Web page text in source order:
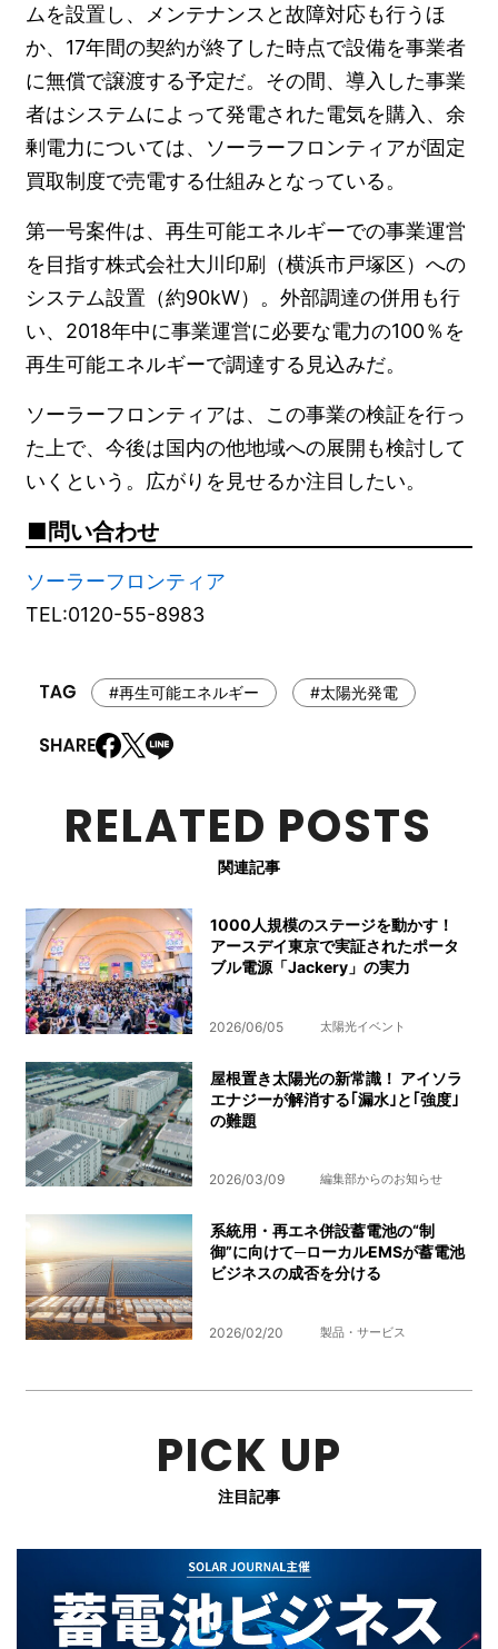
ムを設置し、メンテナンスと故障対応も行うほ
か、17年間の契約が終了した時点で設備を事業者
に無償で譲渡する予定だ。その間、導入した事業
者はシステムによって発電された電気を購入、余
剰電力については、ソーラーフロンティアが固定
買取制度で売電する仕組みとなっている。
第一号案件は、再生可能エネルギーでの事業運営
を目指す株式会社大川印刷（横浜市戸塚区）への
システム設置（約90kW）。外部調達の併用も行
い、2018年中に事業運営に必要な電力の100％を
再生可能エネルギーで調達する見込みだ。
ソーラーフロンティアは、この事業の検証を行っ
た上で、今後は国内の他地域への展開も検討して
いくという。広がりを見せるか注目したい。
問い合わせ
ソーラーフロンティア
TEL:0120-55-8983
#再生可能エネルギー #太陽光発電
RELATED POSTS
関連記事
1000人規模のステージを動かす！
アースデイ東京で実証されたポータ
ブル電源「Jackery」の実力
2026/06/05 太陽光イベント
屋根置き太陽光の新常識！ アイソラ
エナジーが解消する｢漏水｣と｢強度｣
の難題
2026/03/09 編集部からのお知らせ
系統用・再エネ併設蓄電池の“制
御”に向けて─ローカルEMSが蓄電池
ビジネスの成否を分ける
2026/02/20 製品・サービス
PICK UP
注目記事